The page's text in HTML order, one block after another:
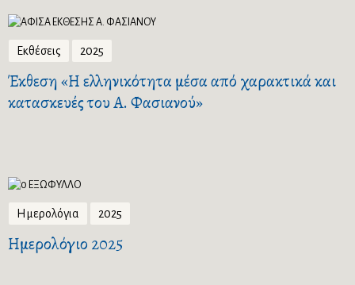
Εκθέσεις 2025
Έκθεση «Η ελληνικότητα μέσα από χαρακτικά και
κατασκευές του Α. Φασιανού»
Ημερολόγια 2025
Ημερολόγιο 2025